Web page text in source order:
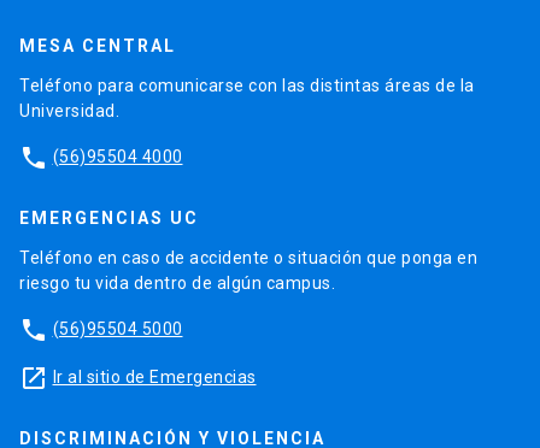
MESA CENTRAL
Teléfono para comunicarse con las distintas áreas de la
Universidad.
phone (56)95504 4000
EMERGENCIAS UC
Teléfono en caso de accidente o situación que ponga en
riesgo tu vida dentro de algún campus.
phone (56)95504 5000
launch Ir al sitio de Emergencias
DISCRIMINACIÓN Y VIOLENCIA